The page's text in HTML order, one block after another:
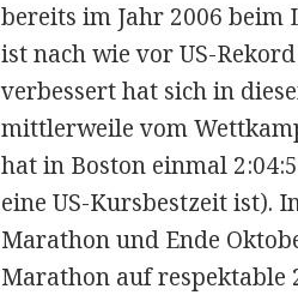
bereits im Jahr 2006 beim
ist nach wie vor US-
verbessert hat sich in
mittlerweile vom
hat in Boston einmal
eine US-Kursbestzeit ist).
Marathon und Ende
Marathon auf respektable